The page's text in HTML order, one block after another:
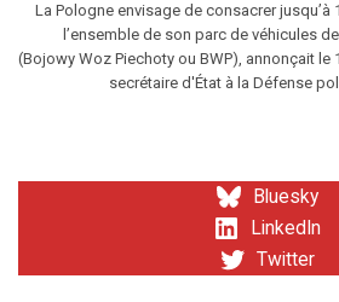
La Pologne envisage de consacrer jusqu’à
l’ensemble de son parc de véhicules
(Bojowy Woz Piechoty ou BWP), annonçait le
secrétaire d'État à la Défense
Bluesky
LinkedIn
Twitter